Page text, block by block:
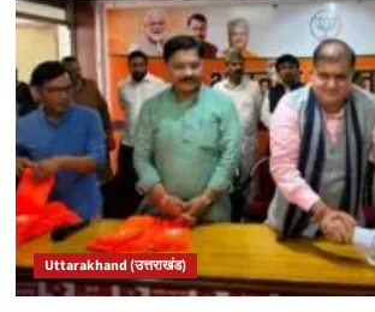
Uttarakhand (उत्तराखंड)